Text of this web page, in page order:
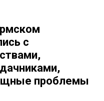
с
проблемы